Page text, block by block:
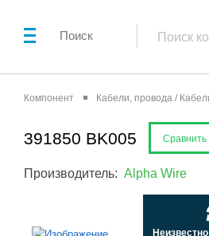
Поиск
Компонент Кабели, провода /
391850 BK005
Производитель: Alpha Wire